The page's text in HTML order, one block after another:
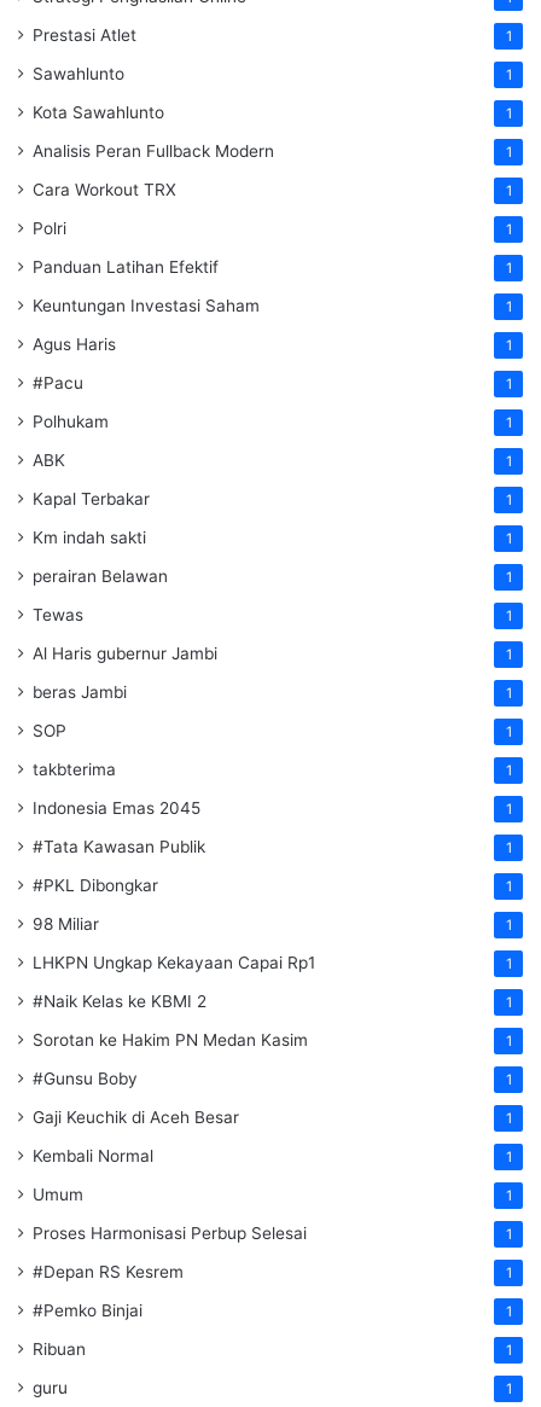
Prestasi Atlet 1
Sawahlunto 1
Kota Sawahlunto 1
Analisis Peran Fullback Modern 1
Cara Workout TRX 1
Polri 1
Panduan Latihan Efektif 1
Keuntungan Investasi Saham 1
Agus Haris 1
#Pacu 1
Polhukam 1
ABK 1
Kapal Terbakar 1
Km indah sakti 1
perairan Belawan 1
Tewas 1
Al Haris gubernur Jambi 1
beras Jambi 1
SOP 1
takbterima 1
Indonesia Emas 2045 1
#Tata Kawasan Publik 1
#PKL Dibongkar 1
98 Miliar 1
LHKPN Ungkap Kekayaan Capai Rp1 1
#Naik Kelas ke KBMI 2 1
Sorotan ke Hakim PN Medan Kasim 1
#Gunsu Boby 1
Gaji Keuchik di Aceh Besar 1
Kembali Normal 1
Umum 1
Proses Harmonisasi Perbup Selesai 1
#Depan RS Kesrem 1
#Pemko Binjai 1
Ribuan 1
guru 1